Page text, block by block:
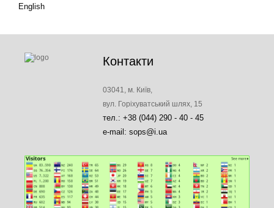
English
Контакти
03041, м. Київ,
вул. Горіхуватський шлях, 15
тел.: +38 (044) 290 - 40 - 45
e-mail: sops@i.ua